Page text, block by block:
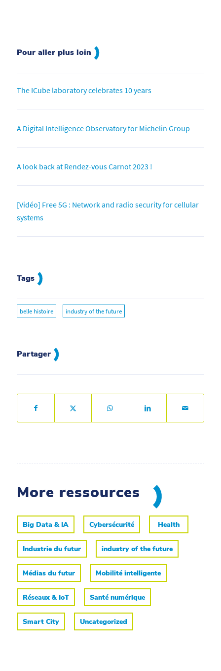
Pour aller plus loin
The ICube laboratory celebrates 10 years
A Digital Intelligence Observatory for Michelin Group
A look back at Rendez-vous Carnot 2023 !
[Vidéo] Free 5G : Network and radio security for cellular
systems
Tags
belle histoire industry of the future
Partager
More ressources
Big Data & IA Cybersécurité Health
Industrie du futur industry of the future
Médias du futur Mobilité intelligente
Réseaux & IoT Santé numérique
Smart City Uncategorized